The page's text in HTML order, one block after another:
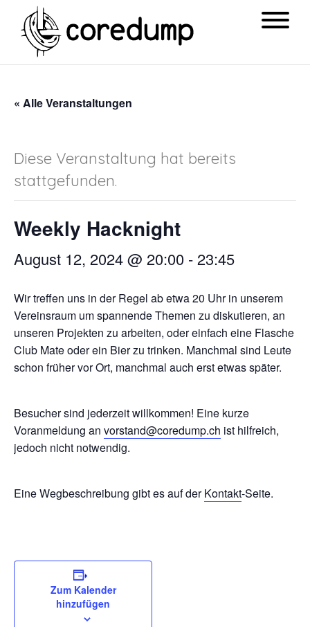
« Alle Veranstaltungen
Diese Veranstaltung hat bereits
stattgefunden.
Weekly Hacknight
August 12, 2024 @ 20:00 - 23:45
Wir treffen uns in der Regel ab etwa 20 Uhr in unserem
Vereinsraum um spannende Themen zu diskutieren, an
unseren Projekten zu arbeiten, oder einfach eine Flasche
Club Mate oder ein Bier zu trinken. Manchmal sind Leute
schon früher vor Ort, manchmal auch erst etwas später.
Besucher sind jederzeit willkommen! Eine kurze
Voranmeldung an vorstand@coredump.ch ist hilfreich,
jedoch nicht notwendig.
Eine Wegbeschreibung gibt es auf derKontakt-Seite.
Zum Kalender
hinzufügen